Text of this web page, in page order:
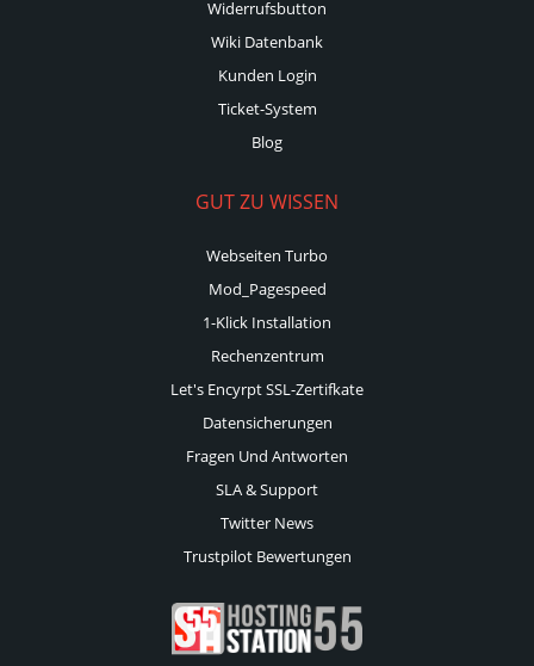
Widerrufsbutton
Wiki Datenbank
Kunden Login
Ticket-System
Blog
GUT ZU WISSEN
Webseiten Turbo
Mod_Pagespeed
1-Klick Installation
Rechenzentrum
Let's Encyrpt SSL-Zertifkate
Datensicherungen
Fragen Und Antworten
SLA & Support
Twitter News
Trustpilot Bewertungen